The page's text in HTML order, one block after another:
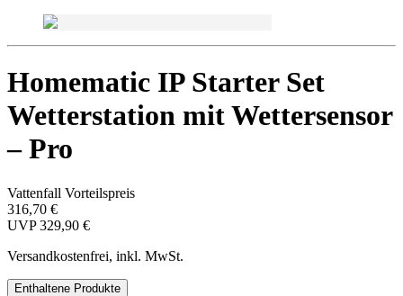
Homematic IP Starter Set
Wetterstation mit Wettersensor
– Pro
Vattenfall Vorteilspreis
316,70 €
UVP 329,90 €
Versandkostenfrei, inkl. MwSt.
Enthaltene Produkte